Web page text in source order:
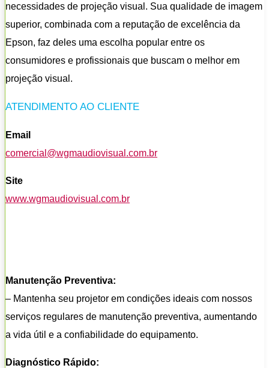
necessidades de projeção visual. Sua qualidade de imagem
superior, combinada com a reputação de excelência da
Epson, faz deles uma escolha popular entre os
consumidores e profissionais que buscam o melhor em
projeção visual.
ATENDIMENTO AO CLIENTE
Email
comercial@wgmaudiovisual.com.br
Site
www.wgmaudiovisual.com.br
Manutenção Preventiva:
– Mantenha seu projetor em condições ideais com nossos
serviços regulares de manutenção preventiva, aumentando
a vida útil e a confiabilidade do equipamento.
Diagnóstico Rápido: